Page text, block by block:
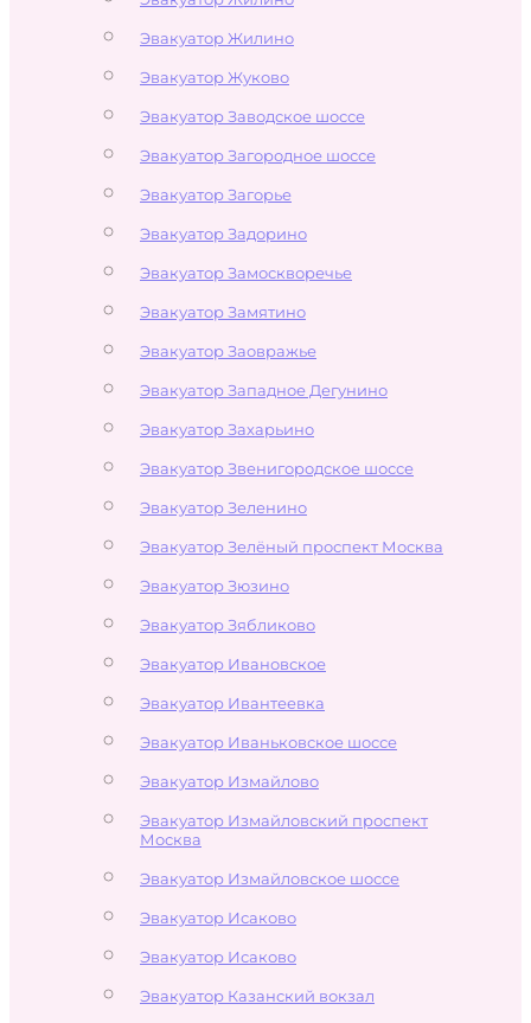
Эвакуатор Жилино
Эвакуатор Жуково
Эвакуатор Заводское шоссе
Эвакуатор Загородное шоссе
Эвакуатор Загорье
Эвакуатор Задорино
Эвакуатор Замоскворечье
Эвакуатор Замятино
Эвакуатор Заовражье
Эвакуатор Западное Дегунино
Эвакуатор Захарьино
Эвакуатор Звенигородское шоссе
Эвакуатор Зеленино
Эвакуатор Зелёный проспект Москва
Эвакуатор Зюзино
Эвакуатор Зябликово
Эвакуатор Ивановское
Эвакуатор Ивантеевка
Эвакуатор Иваньковское шоссе
Эвакуатор Измайлово
Эвакуатор Измайловский проспект
Москва
Эвакуатор Измайловское шоссе
Эвакуатор Исаково
Эвакуатор Исаково
Эвакуатор Казанский вокзал